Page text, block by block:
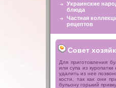
Украинские
блюда
Частная
рецептов
Совет
Для приготовления
или супа из куропатки
удалить из нее
кости, так как они
бульону горький